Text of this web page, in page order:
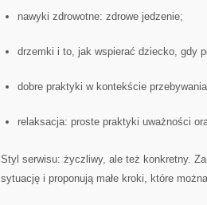
nawyki zdrowotne: zdrowe jedzenie;
drzemki i to, jak wspierać dziecko, gdy
dobre praktyki w kontekście
relaksacja: proste praktyki uważności
Styl serwisu: życzliwy, ale też konkretny.
sytuację i proponują małe kroki, które